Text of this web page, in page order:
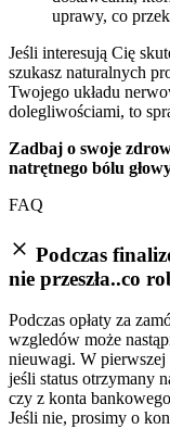
uprawy, co
Jeśli interesują Cię
szukasz naturalnych
Twojego układu
dolegliwościami, to
Zadbaj o swoje
natrętnego bólu
FAQ
Podczas
nie przeszła..co
Podczas opłaty za
wzgledów może
nieuwagi. W pierwszej
jeśli status otrzymany
czy z konta
Jeśli nie, prosimy o